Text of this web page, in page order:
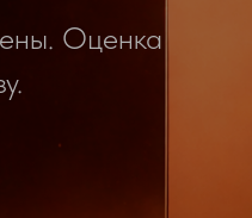
Оценка